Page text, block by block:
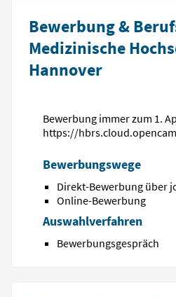
Bewerbung &
Medizinische
Hannover
Bewerbung immer zum 1.
https://
Bewerbungswege
Direkt-Bewerbung über
Online-Bewerbung
Auswahlverfahren
Bewerbungsgespräch